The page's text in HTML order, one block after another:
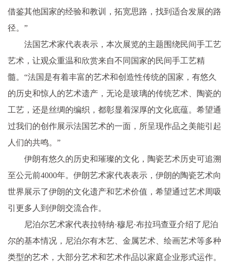
借鉴其他国家的经验和教训，拓宽思路，找到适合发展的路
径。”
法国艺术家代表表示，本次展览的主题围绕民间手工艺
艺术，让观众重温和欣赏来自不同国家的民间手工艺精
髓。“法国是有着丰富的艺术和创造性传统的国家，有悠久
的历史和惊人的艺术遗产，无论是玻璃的传统艺术、陶瓷的
工艺，还是丝绸的编织，都彰显着深厚的文化底蕴。希望通
过我们的创作展示法国艺术的一面，所呈现作品之美能引起
人们的共鸣。”
伊朗有悠久的历史和璀璨的文化，陶瓷艺术历史可追溯
至公元前4000年。伊朗艺术家代表表示，伊朗的陶瓷艺术向
世界展示了伊朗的文化遗产和艺术价值，希望通过艺术周吸
引更多人到伊朗交流合作。
尼泊尔艺术家代表拉特纳·穆尼·布拉玛查亚介绍了尼泊
尔的基本情况，尼泊尔有木艺、金属艺术、绘画艺术等多种
类型的艺术，大部分艺术和艺术作品以家庭企业形式运作。